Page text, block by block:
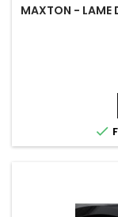
MAXTON - LAME
